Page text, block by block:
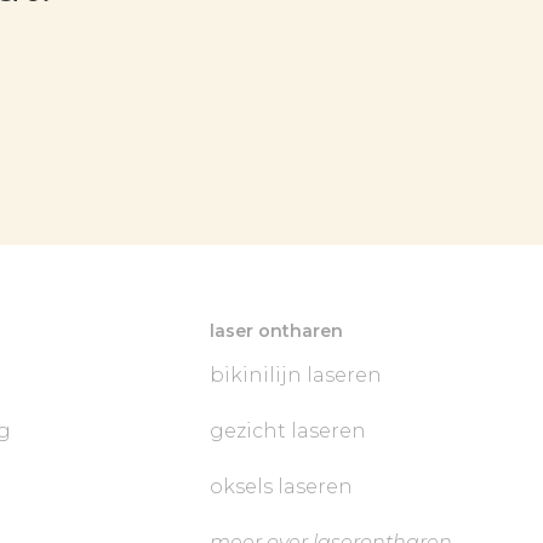
laser ontharen
bikinilijn laseren
gezicht laseren
oksels laseren